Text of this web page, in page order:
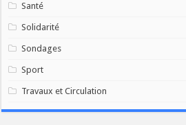
Santé
Solidarité
Sondages
Sport
Travaux et Circulation